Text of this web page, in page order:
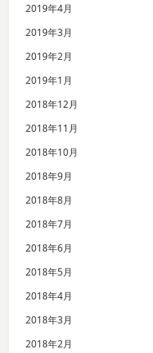
2019年4月
2019年3月
2019年2月
2019年1月
2018年12月
2018年11月
2018年10月
2018年9月
2018年8月
2018年7月
2018年6月
2018年5月
2018年4月
2018年3月
2018年2月